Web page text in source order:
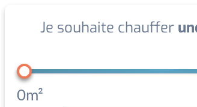
Je souhaite chauffer
0m²